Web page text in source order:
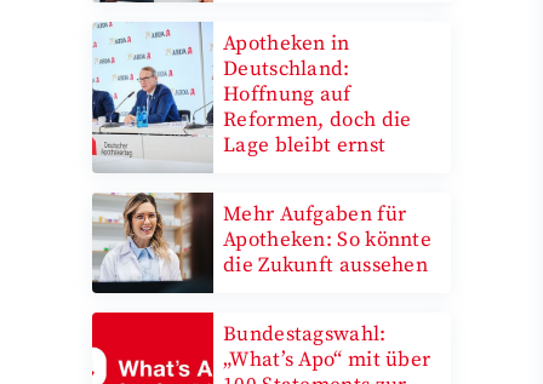
Apotheken in
Deutschland:
Hoffnung auf
Reformen, doch die
Lage bleibt ernst
Mehr Aufgaben für
Apotheken: So könnte
die Zukunft aussehen
Bundestagswahl:
„What’s Apo“ mit über